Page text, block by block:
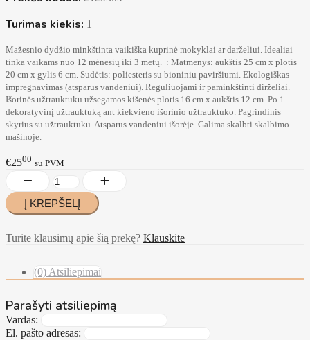
Turimas kiekis: 1
Mažesnio dydžio minkštinta vaikiška kuprinė mokyklai ar darželiui. Idealiai
tinka vaikams nuo 12 mėnesių iki 3 metų. : Matmenys: aukštis 25 cm x plotis
20 cm x gylis 6 cm. Sudėtis: poliesteris su bioniniu paviršiumi. Ekologiškas
impregnavimas (atsparus vandeniui). Reguliuojami ir paminkštinti dirželiai.
Išorinės užtrauktuku užsegamos kišenės plotis 16 cm x aukštis 12 cm. Po 1
dekoratyvinį užtrauktuką ant kiekvieno išorinio užtrauktuko. Pagrindinis
skyrius su užtrauktuku. Atsparus vandeniui išorėje. Galima skalbti skalbimo
mašinoje.
€2500 su PVM
Turite klausimų apie šią prekę? Klauskite
(0) Atsiliepimai
Parašyti atsiliepimą
Vardas:
El. pašto adresas: